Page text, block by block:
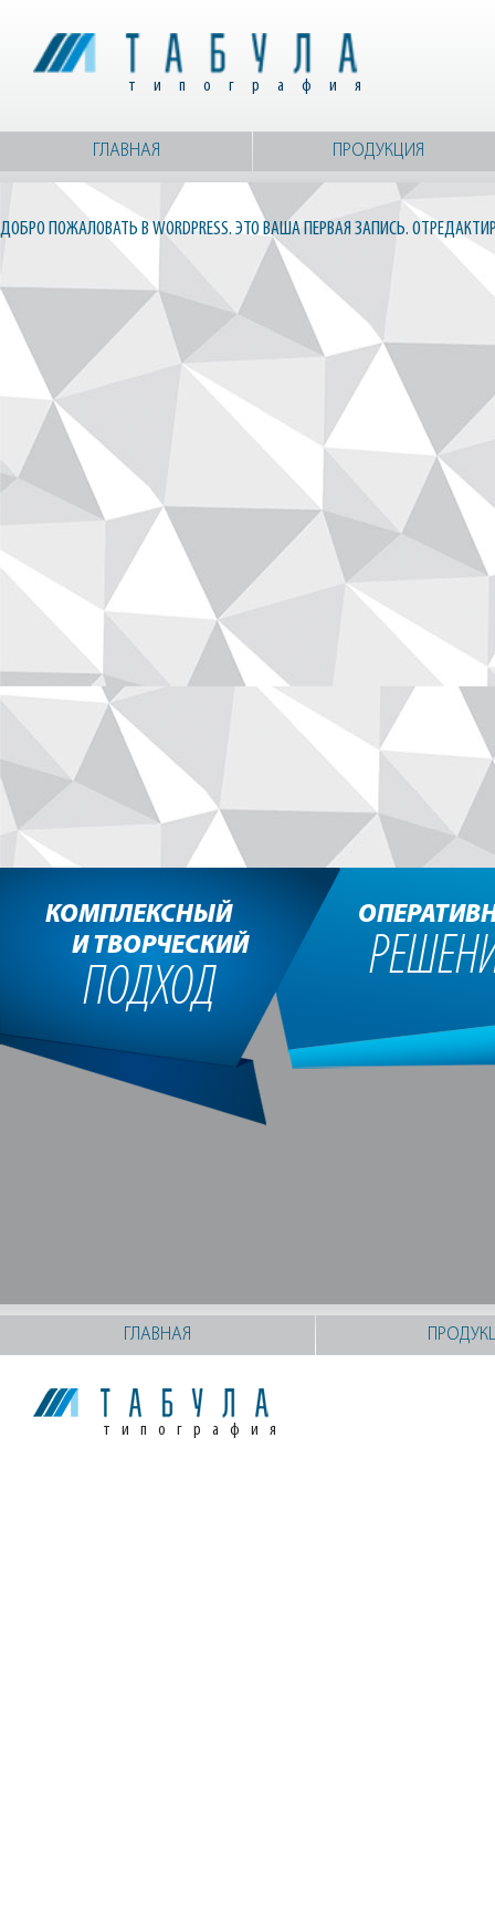
типография
ГЛАВНАЯ ПРОДУКЦИЯ
ДОБРО ПОЖАЛОВАТЬ В WORDPRESS. ЭТО ВАША ПЕРВАЯ ЗАПИСЬ.
КОМПЛЕКСНЫЙ
И ТВОРЧЕСКИЙ
ПОДХОД
ГЛАВНАЯ
типография